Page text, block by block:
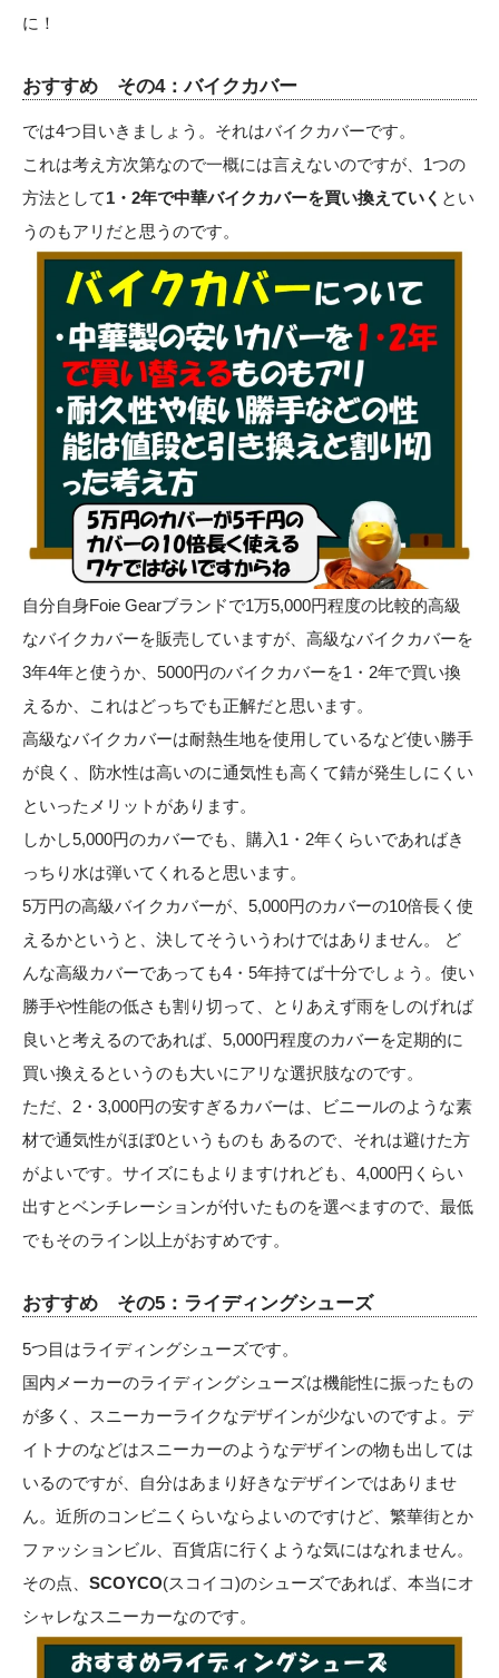
に！
おすすめ その4：バイクカバー
では4つ目いきましょう。それはバイクカバーです。
これは考え方次第なので一概には言えないのですが、1つの
方法として1・2年で中華バイクカバーを買い換えていく とい
うのもアリだと思うのです。
自分自身Foie Gearブランドで1万5,000円程度の比較的高級
なバイクカバーを販売していますが、高級なバイクカバーを
3年4年と使うか、5000円のバイクカバーを1・2年で買い換
えるか、これはどっちでも正解だと思います。
高級なバイクカバーは耐熱生地を使用しているなど使い勝手
が良く、防水性は高いのに通気性も高くて錆が発生しにくい
といったメリットがあります。
しかし5,000円のカバーでも、購入1・2年くらいであればき
っちり水は弾いてくれると思います。
5万円の高級バイクカバーが、5,000円のカバーの10倍長く使
えるかというと、決してそういうわけではありません。 ど
んな高級カバーであっても4・5年持てば十分でしょう。使い
勝手や性能の低さも割り切って、とりあえず雨をしのげれば
良いと考えるのであれば、5,000円程度のカバーを定期的に
買い換えるというのも大いにアリな選択肢なのです。
ただ、2・3,000円の安すぎるカバーは、ビニールのような素
材で通気性がほぼ0というものも あるので、それは避けた方
がよいです。サイズにもよりますけれども、4,000円くらい
出すとベンチレーションが付いたものを選べますので、最低
でもそのライン以上がおすめです。
おすすめ その5：ライディングシューズ
5つ目はライディングシューズです。
国内メーカーのライディングシューズは機能性に振ったもの
が多く、スニーカーライクなデザインが少ないのですよ。デ
イトナのなどはスニーカーのようなデザインの物も出しては
いるのですが、自分はあまり好きなデザインではありませ
ん。近所のコンビニくらいならよいのですけど、繁華街とか
ファッションビル、百貨店に行くような気にはなれません。
その点、 SCOYCO(スコイコ)のシューズであれば、本当にオ
シャレなスニーカーなのです。